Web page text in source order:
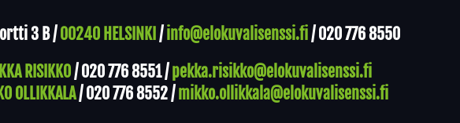
3 B /00240 HELSINKI /info@elokuvalisenssi.fi/020 776 8550
RISIKKO/020 776 8551/pekka.risikko@elokuvalisenssi.fi
OLLIKKALA/020 776 8552/mikko.ollikkala@elokuvalisenssi.fi